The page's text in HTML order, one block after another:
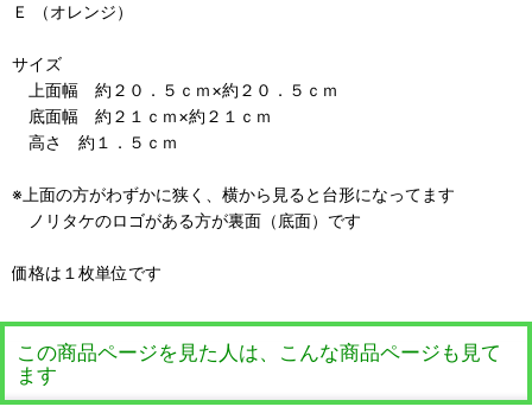
Ｅ （オレンジ）
サイズ
上面幅 約２０．５ｃｍ×約２０．５ｃｍ
底面幅 約２１ｃｍ×約２１ｃｍ
高さ 約１．５ｃｍ
※上面の方がわずかに狭く、横から見ると台形になってます
ノリタケのロゴがある方が裏面（底面）です
価格は１枚単位です
この商品ページを見た人は、こんな商品ページも見て
ます